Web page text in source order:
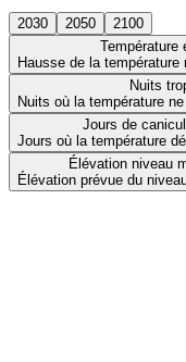
2030 2050
2100
Température
Hausse de la température
Nuits
Nuits où la température
Jours de
Jours où la température
Élévation niveau
Élévation prévue du